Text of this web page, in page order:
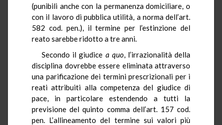
(punibili anche con la permanenza domiciliare, o
con il lavoro di pubblica utilità, a norma dell’art.
582 cod. pen.), il termine per l’estinzione del
reato sarebbe ridotto a tre anni.
Secondo il giudice a quo, l’irrazionalità della
disciplina dovrebbe essere eliminata attraverso
una parificazione dei termini prescrizionali per i
reati attribuiti alla competenza del giudice di
pace, in particolare estendendo a tutti la
previsione del quinto comma dell’art. 157 cod.
pen. L’allineamento del termine sui valori più